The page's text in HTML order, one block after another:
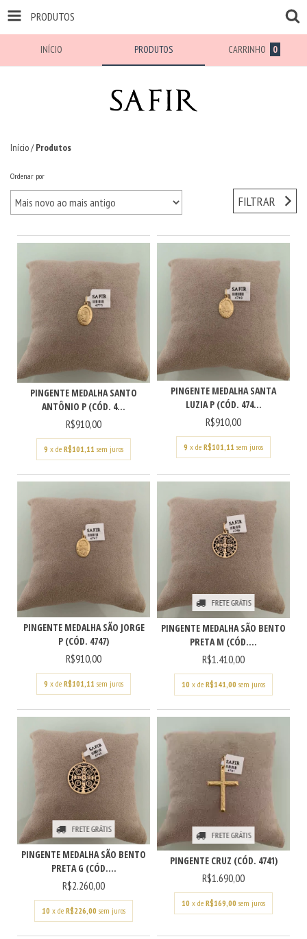
PRODUTOS
INÍCIO PRODUTOS CARRINHO 0
Início/ Produtos
Ordenar por
FILTRAR
PINGENTE MEDALHA SANTO
ANTÔNIO P (CÓD. 4...
R$910,00
9 x de R$101,11 sem juros
PINGENTE MEDALHA SANTA
LUZIA P (CÓD. 474...
R$910,00
9 x de R$101,11 sem juros
PINGENTE MEDALHA SÃO JORGE
P (CÓD. 4747)
R$910,00
9 x de R$101,11 sem juros
FRETE GRÁTIS
PINGENTE MEDALHA SÃO BENTO
PRETA M (CÓD....
R$1.410,00
10 x de R$141,00 sem juros
FRETE GRÁTIS
PINGENTE MEDALHA SÃO BENTO
PRETA G (CÓD....
R$2.260,00
10 x de R$226,00 sem juros
FRETE GRÁTIS
PINGENTE CRUZ (CÓD. 4741)
R$1.690,00
10 x de R$169,00 sem juros